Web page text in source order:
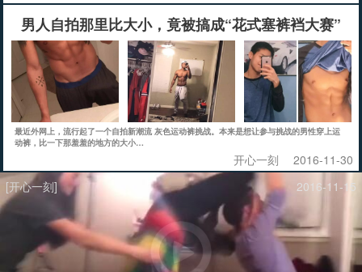
男人自拍那里比大小，竟被搞成“花式塞裤裆大赛”
最近外网上，流行起了一个自拍新潮流 灰色运动裤挑战。本来是想让参与挑战的男性穿上运
动裤，比一下那羞羞的地方的大小…
开心一刻
2016-11-30
[开心一刻]
2016-11-15